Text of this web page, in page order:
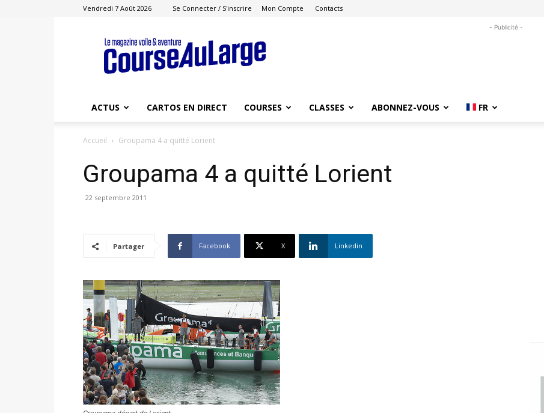
Vendredi 7 Août 2026 Se Connecter / S'inscrire Mon Compte Contacts
Course
au
Large
- Publicité -
ACTUS CARTOS EN DIRECT COURSES CLASSES ABONNEZ-VOUS FR
Accueil Groupama 4 a quitté Lorient
Groupama 4 a quitté Lorient
22 septembre 2011
Partager Facebook X Linkedin